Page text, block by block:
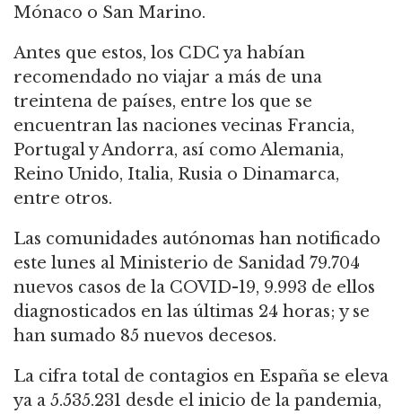
Mónaco o San Marino.
Antes que estos, los CDC ya habían
recomendado no viajar a más de una
treintena de países, entre los que se
encuentran las naciones vecinas Francia,
Portugal y Andorra, así como Alemania,
Reino Unido, Italia, Rusia o Dinamarca,
entre otros.
Las comunidades autónomas han notificado
este lunes al Ministerio de Sanidad 79.704
nuevos casos de la COVID-19, 9.993 de ellos
diagnosticados en las últimas 24 horas; y se
han sumado 85 nuevos decesos.
La cifra total de contagios en España se eleva
ya a 5.535.231 desde el inicio de la pandemia,